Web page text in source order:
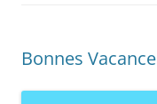
Bonnes